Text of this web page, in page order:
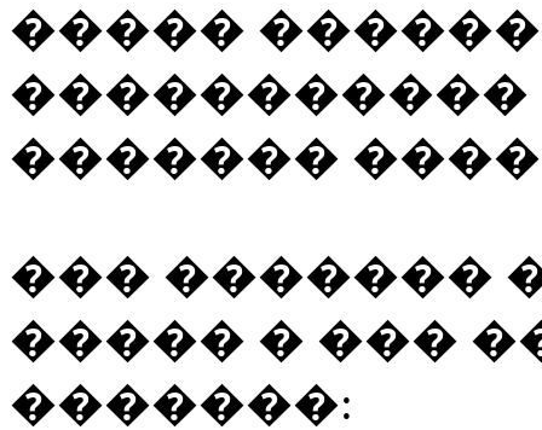
�����
�����������
�������
��� �������
����� � ���
�������: